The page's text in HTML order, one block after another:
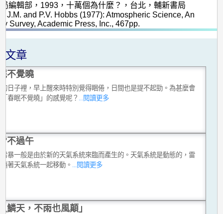
編輯部，1993，十萬個為什麼？，台北，輔新書局
J.M. and P.V. Hobbs (1977): Atmospheric Science, An
Survey, Academic Press, Inc., 467pp.
文章
不覺曉
日子裡，早上醒來時特別覺得睏倦，日間也是提不起勁。為甚麼會
春眠不覺曉」的感覺呢？
...閱讀更多
不過午
暴一般是由於新的天氣系統來臨而產生的。天氣系統是動態的，雷
著天氣系統一起移動。 ...閱讀更多
鱗天，不雨也風顛」